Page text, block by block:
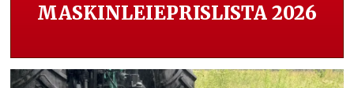
MASKINLEIEPRISLISTA 2026